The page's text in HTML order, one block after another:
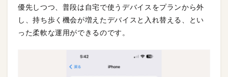
優先しつつ、普段は自宅で使うデバイスをプランから外
し、持ち歩く機会が増えたデバイスと入れ替える、とい
った柔軟な運用ができるのです。